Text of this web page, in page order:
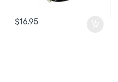
$16.95